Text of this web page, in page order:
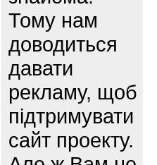
Тому нам
доводиться
давати
рекламу, щоб
підтримувати
сайт проекту.